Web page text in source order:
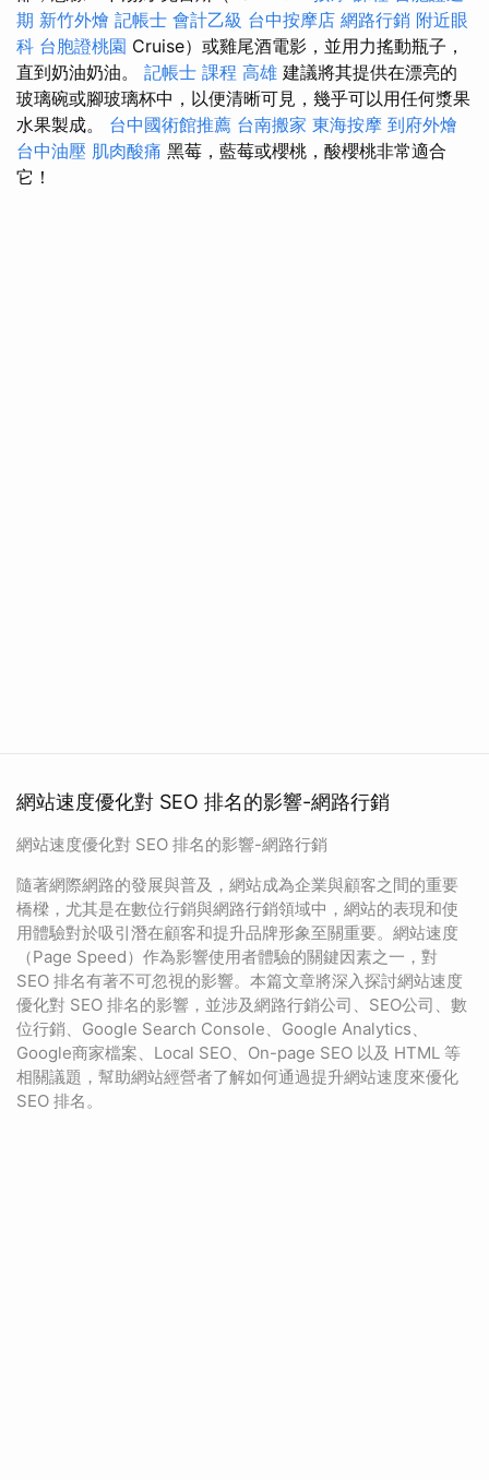
期 新竹外燴 記帳士 會計乙級 台中按摩店 網路行銷 附近眼
科 台胞證桃園 Cruise）或雞尾酒電影，並用力搖動瓶子，
直到奶油奶油。 記帳士 課程 高雄 建議將其提供在漂亮的
玻璃碗或腳玻璃杯中，以便清晰可見，幾乎可以用任何漿果
水果製成。 台中國術館推薦 台南搬家 東海按摩 到府外燴
台中油壓 肌肉酸痛 黑莓，藍莓或櫻桃，酸櫻桃非常適合
它！
網站速度優化對 SEO 排名的影響-網路行銷
網站速度優化對 SEO 排名的影響-網路行銷
隨著網際網路的發展與普及，網站成為企業與顧客之間的重要
橋樑，尤其是在數位行銷與網路行銷領域中，網站的表現和使
用體驗對於吸引潛在顧客和提升品牌形象至關重要。網站速度
（Page Speed）作為影響使用者體驗的關鍵因素之一，對
SEO 排名有著不可忽視的影響。本篇文章將深入探討網站速度
優化對 SEO 排名的影響，並涉及網路行銷公司、SEO公司、數
位行銷、Google Search Console、Google Analytics、
Google商家檔案、Local SEO、On-page SEO 以及 HTML 等
相關議題，幫助網站經營者了解如何通過提升網站速度來優化
SEO 排名。